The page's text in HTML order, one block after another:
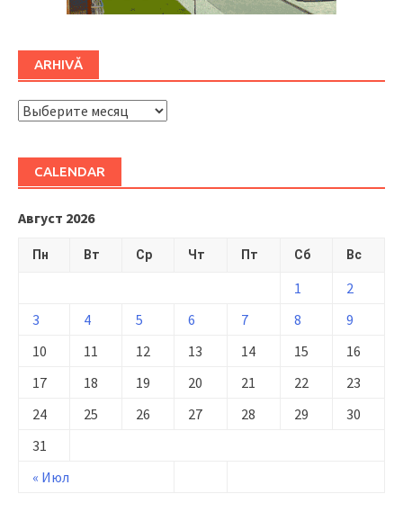
ARHIVĂ
ARHIVĂ
CALENDAR
Август 2026
Пн Вт Ср Чт Пт Сб Вс
« Июл
1
2
3
4 5 6 7 8
9
10
11 12 13 14 15
16
17
18 19 20 21 22
23
24
25 26 27 28 29
30
31